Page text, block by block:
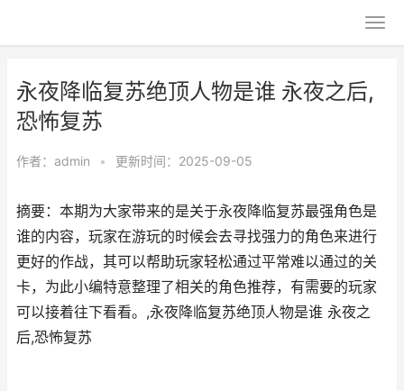
永夜降临复苏绝顶人物是谁 永夜之后,
恐怖复苏
作者： admin • 更新时间：2025-09-05
摘要：本期为大家带来的是关于永夜降临复苏最强角色是
谁的内容，玩家在游玩的时候会去寻找强力的角色来进行
更好的作战，其可以帮助玩家轻松通过平常难以通过的关
卡，为此小编特意整理了相关的角色推荐，有需要的玩家
可以接着往下看看。,永夜降临复苏绝顶人物是谁 永夜之
后,恐怖复苏